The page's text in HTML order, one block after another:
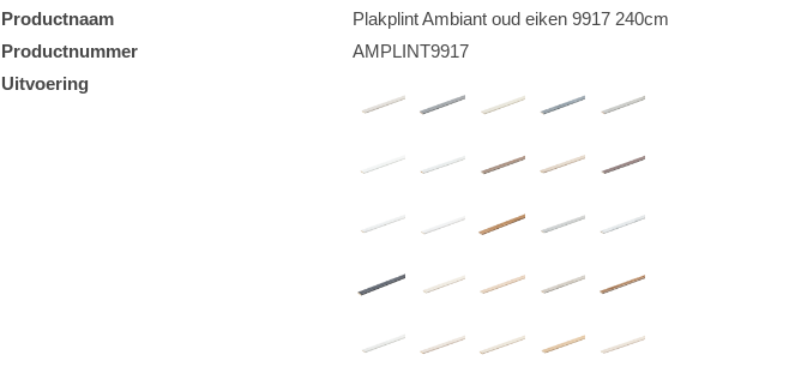
Productnaam
Plakplint Ambiant oud eiken 9917 240cm
Productnummer
AMPLINT9917
Uitvoering